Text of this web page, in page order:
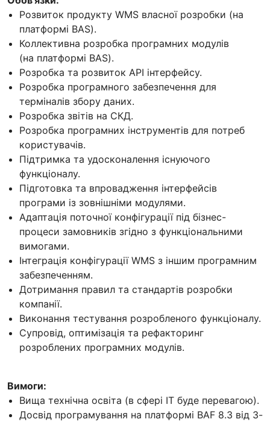
Розвиток продукту WMS власної розробки (на
платформі BAS).
Коллективна розробка програмних модулів
(на платформі BAS).
Розробка та розвиток API інтерфейсу.
Розробка програмного забезпечення для
терміналів збору даних.
Розробка звітів на СКД.
Розробка програмних інструментів для потреб
користувачів.
Підтримка та удосконалення існуючого
функціоналу.
Підготовка та впровадження інтерфейсів
програми із зовнішніми модулями.
Адаптація поточної конфігурації під бізнес-
процеси замовників згідно з функціональними
вимогами.
Інтеграція конфігурації WMS з іншим програмним
забезпеченням.
Дотримання правил та стандартів розробки
компанії.
Виконання тестування розробленого функціоналу.
Супровід, оптимізація та рефакторинг
розроблених програмних модулів.
Вимоги:
Вища технічна освіта (в сфері IT буде перевагою).
Досвід програмування на платформі BAF 8.3 від 3-